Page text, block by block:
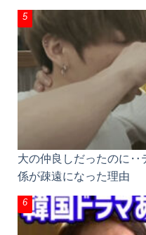
ㄹ不規則活用, ㄹパッチ
を徹底解説【韓国語 変則